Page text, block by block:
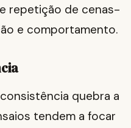
repetição de cenas-
e comportamento.
quebra a
tendem a focar